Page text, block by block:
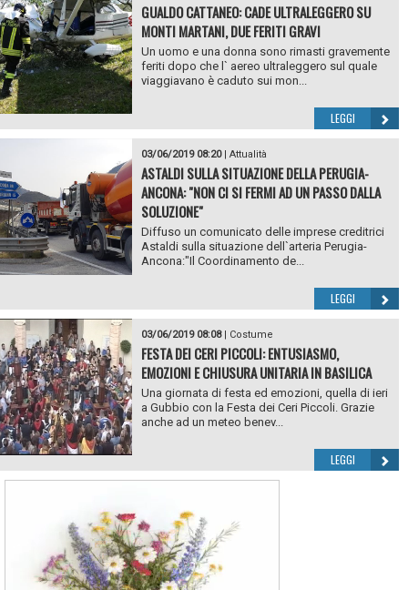
GUALDO CATTANEO: CADE ULTRALEGGERO SU
MONTI MARTANI, DUE FERITI GRAVI
Un uomo e una donna sono rimasti gravemente
feriti dopo che l` aereo ultraleggero sul quale
viaggiavano è caduto sui mon...
LEGGI
03/06/2019 08:20| Attualità
ASTALDI SULLA SITUAZIONE DELLA PERUGIA-
ANCONA: "NON CI SI FERMI AD UN PASSO DALLA
SOLUZIONE"
Diffuso un comunicato delle imprese creditrici
Astaldi sulla situazione dell`arteria Perugia-
Ancona:"Il Coordinamento de...
LEGGI
03/06/2019 08:08| Costume
FESTA DEI CERI PICCOLI: ENTUSIASMO,
EMOZIONI E CHIUSURA UNITARIA IN BASILICA
Una giornata di festa ed emozioni, quella di ieri
a Gubbio con la Festa dei Ceri Piccoli. Grazie
anche ad un meteo benev...
LEGGI